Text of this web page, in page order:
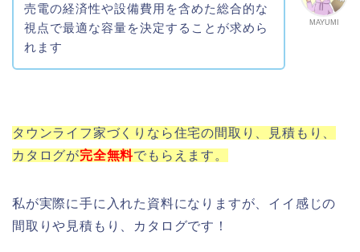
MAYUMI
売電の経済性や設備費用を含めた総合的な
視点で最適な容量を決定することが求めら
れます
タウンライフ家づくりなら住宅の間取り、見積もり、
カタログが完全無料でもらえます。
私が実際に手に入れた資料になりますが、イイ感じの
間取りや見積もり、カタログです！